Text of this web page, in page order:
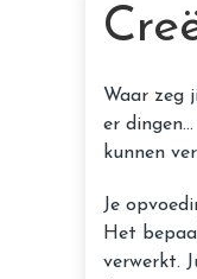
Waar zeg
er
kunnen
Je
Het
verwerkt.